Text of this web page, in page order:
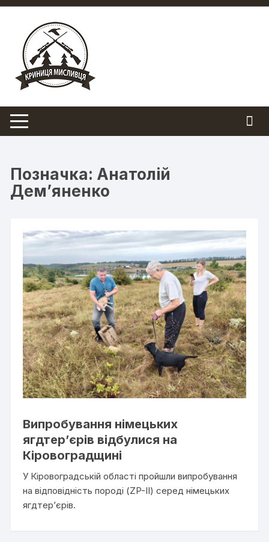
Перейти
вмісту
Позначка: Анатолій
Дем’яненко
Випробування німецьких
ягдтер’єрів відбулися на
Кіровоградщині
У Кіровоградській області пройшли випробування
на відповідність породі (ZP-II) серед німецьких
ягдтер’єрів.